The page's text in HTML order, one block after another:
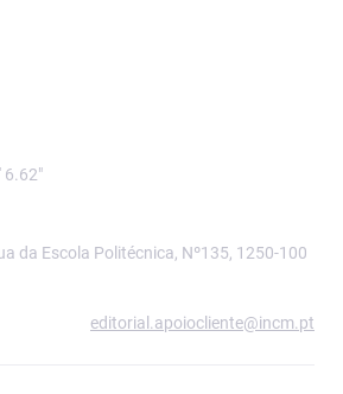
6.62"
da Escola Politécnica, Nº135, 1250-100
editorial.apoiocliente@incm.pt